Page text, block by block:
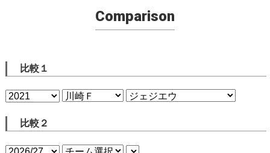
Comparison
比較１
比較２